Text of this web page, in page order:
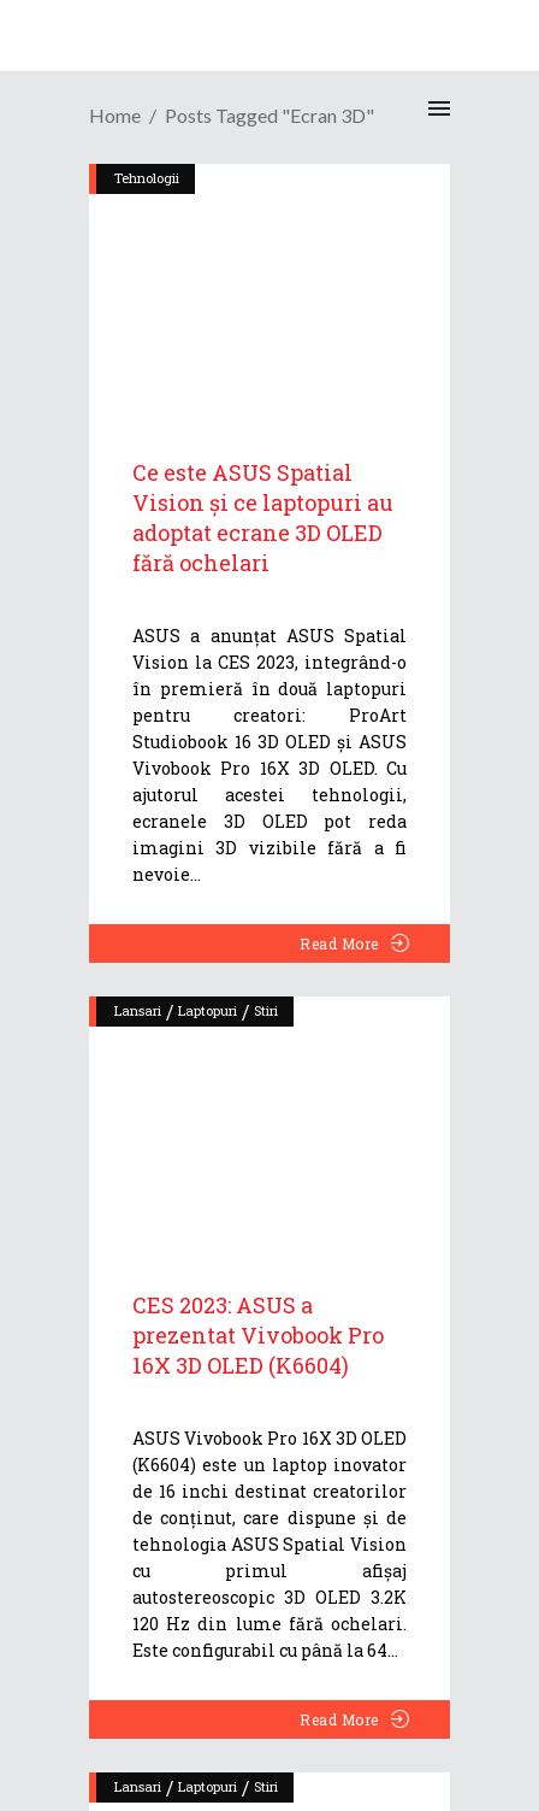
Home Posts Tagged "ecran 3D"
Tehnologii
Ce este ASUS Spatial
Vision și ce laptopuri au
adoptat ecrane 3D OLED
fără ochelari
ASUS a anunțat ASUS Spatial
Vision la CES 2023, integrând-o
în premieră în două laptopuri
pentru creatori: ProArt
Studiobook 16 3D OLED și ASUS
Vivobook Pro 16X 3D OLED. Cu
ajutorul acestei tehnologii,
ecranele 3D OLED pot reda
imagini 3D vizibile fără a fi
nevoie
Read More
Lansari / Laptopuri / Stiri
CES 2023: ASUS a
prezentat Vivobook Pro
16X 3D OLED (K6604)
ASUS Vivobook Pro 16X 3D OLED
(K6604) este un laptop inovator
de 16 inchi destinat creatorilor
de conținut, care dispune și de
tehnologia ASUS Spatial Vision
cu primul afișaj
autostereoscopic 3D OLED 3.2K
120 Hz din lume fără ochelari.
Este configurabil cu până la 64
Read More
Lansari / Laptopuri / Stiri